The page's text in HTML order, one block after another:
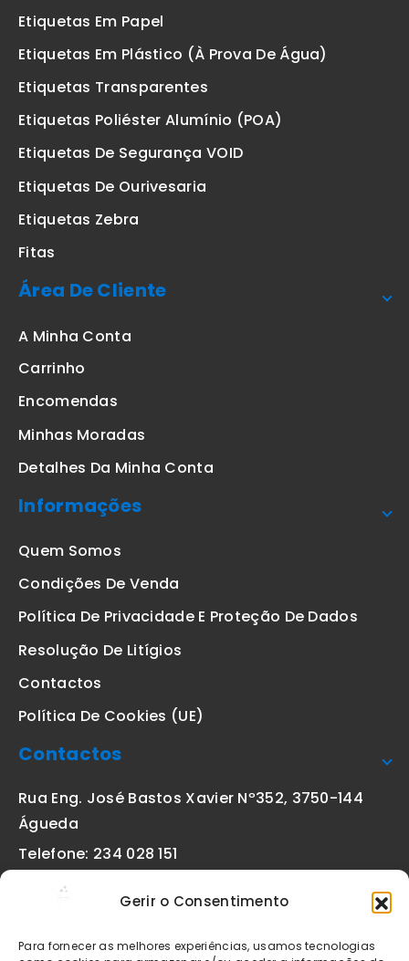
Gerir o Consentimento
Para fornecer as melhores experiências, usamos tecnologias
Etiquetas Em Papel
Etiquetas Em Plástico (à Prova De Água)
Etiquetas Transparentes
Etiquetas Poliéster Alumínio (POA)
Etiquetas De Segurança VOID
Etiquetas De Ourivesaria
Etiquetas Zebra
Fitas
Área De Cliente
A Minha Conta
Carrinho
Encomendas
Minhas Moradas
Detalhes Da Minha Conta
Informações
Quem Somos
Condições De Venda
Política De Privacidade E Proteção De Dados
Resolução De Litígios
Contactos
Política De Cookies (UE)
Contactos
Rua Eng. José Bastos Xavier Nº352, 3750-144
Águeda
Telefone: 234 028 151
geral@etiquetas-online.pt